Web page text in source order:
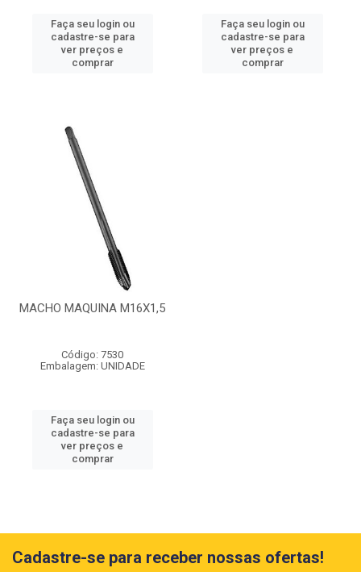
Faça seu login ou
cadastre-se para
ver preços e
comprar
Faça seu login ou
cadastre-se para
ver preços e
comprar
MACHO MAQUINA M16X1,5
Código: 7530
Embalagem: UNIDADE
Faça seu login ou
cadastre-se para
ver preços e
comprar
Cadastre-se para receber nossas ofertas!